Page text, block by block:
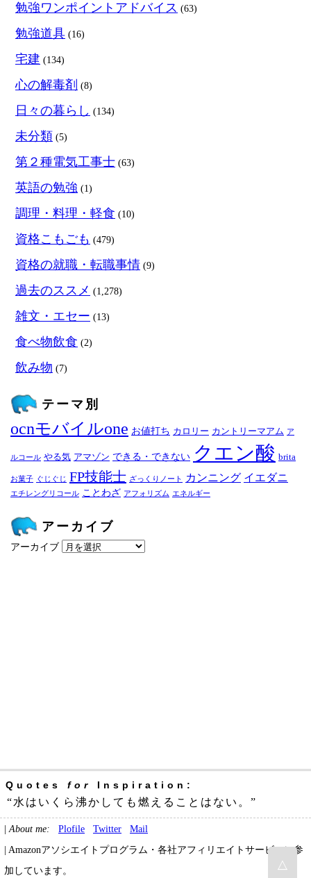
勉強ワンポイントアドバイス (63)
勉強道具 (16)
宅建 (134)
心の解毒剤 (8)
日々の暮らし (134)
未分類 (5)
第２種電気工事士 (63)
英語の勉強 (1)
調理・料理・軽食 (10)
資格こもごも (479)
資格の就職・転職事情 (9)
過去のススメ (1,278)
雑文・エセー (13)
食べ物飲食 (2)
飲み物 (7)
テーマ別
ocnモバイルone お値打ち カロリー カントリーマアム ア
ルコール やる気 アマゾン できる・できない クエン酸 brita
お菓子 ぐじぐじ FP技能士 ざっくりノート カンニング イエダニ
エチレングリコール ことわざ アフォリズム エネルギー
アーカイブ
アーカイブ
Quotes for Inspiration:
“水はいくら沸かしても燃えることはない。”
| About me: Plofile Twitter
Mail
| Amazonアソシエイトプログラム・各社アフィリエイトサービスに参
加しています。
△